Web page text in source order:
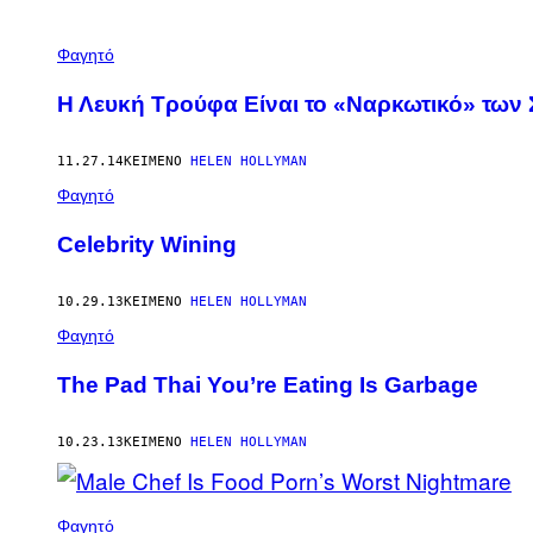
POSTS
BY
THIS
AUTHOR
Φαγητό
Η Λευκή Τρούφα Είναι το «Ναρκωτικό» των
11.27.14ΚΕΊΜΕΝΟ HELEN HOLLYMAN
Φαγητό
Celebrity Wining
10.29.13ΚΕΊΜΕΝΟ HELEN HOLLYMAN
Φαγητό
The Pad Thai You’re Eating Is Garbage
10.23.13ΚΕΊΜΕΝΟ HELEN HOLLYMAN
Φαγητό